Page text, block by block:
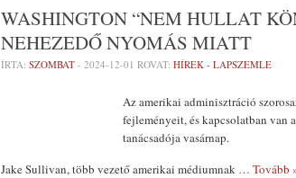
WASHINGTON “NEM HULLAT
NEHEZEDŐ NYOMÁS MIATT
ÍRTA: SZOMBAT - 2024-12-01 ROVAT: HÍREK - LAPSZEMLE
Az amerikai adminisztráció
fejleményeit, és kapcsolatban van
tanácsadója vasárnap.
Jake Sullivan, több vezető amerikai médiumnak … Tovább